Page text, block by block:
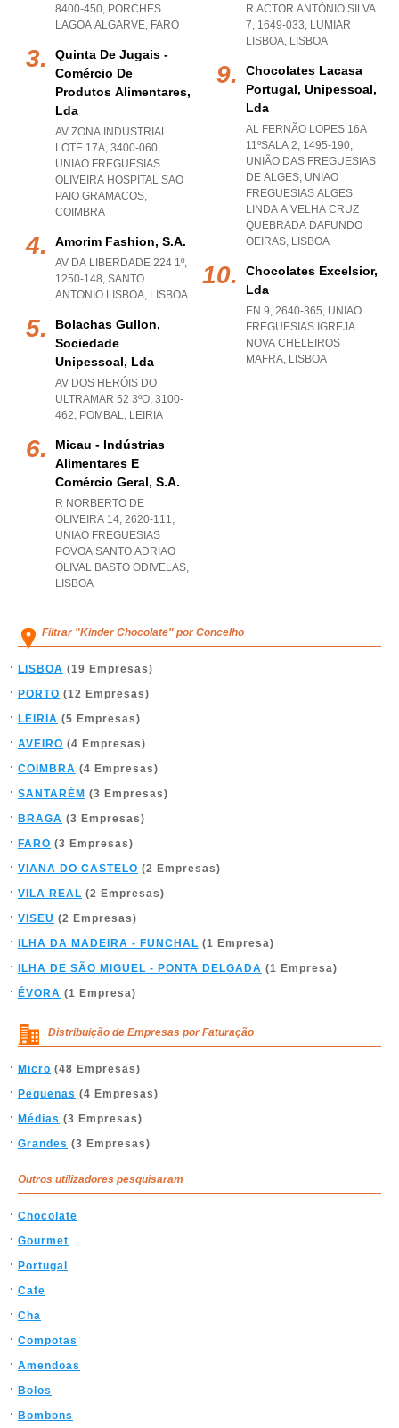
8400-450, PORCHES
LAGOA ALGARVE, FARO
Quinta De Jugais -
Comércio De
Produtos Alimentares,
Lda
AV ZONA INDUSTRIAL
LOTE 17A, 3400-060,
UNIAO FREGUESIAS
OLIVEIRA HOSPITAL SAO
PAIO GRAMACOS,
COIMBRA
Amorim Fashion, S.a.
AV DA LIBERDADE 224 1º,
1250-148, SANTO
ANTONIO LISBOA, LISBOA
Bolachas Gullon,
Sociedade
Unipessoal, Lda
AV DOS HERÓIS DO
ULTRAMAR 52 3ºO, 3100-
462, POMBAL, LEIRIA
Micau - Indústrias
Alimentares E
Comércio Geral, S.a.
R NORBERTO DE
OLIVEIRA 14, 2620-111,
UNIAO FREGUESIAS
POVOA SANTO ADRIAO
OLIVAL BASTO ODIVELAS,
LISBOA
R ACTOR ANTÓNIO SILVA
7, 1649-033, LUMIAR
LISBOA, LISBOA
Chocolates Lacasa
Portugal, Unipessoal,
Lda
AL FERNÃO LOPES 16A
11ºSALA 2, 1495-190,
UNIÃO DAS FREGUESIAS
DE ALGES, UNIAO
FREGUESIAS ALGES
LINDA A VELHA CRUZ
QUEBRADA DAFUNDO
OEIRAS, LISBOA
Chocolates Excelsior,
Lda
EN 9, 2640-365, UNIAO
FREGUESIAS IGREJA
NOVA CHELEIROS
MAFRA, LISBOA
Filtrar "Kinder Chocolate" por Concelho
LISBOA (19 Empresas)
PORTO (12 Empresas)
LEIRIA (5 Empresas)
AVEIRO (4 Empresas)
COIMBRA (4 Empresas)
SANTARÉM (3 Empresas)
BRAGA (3 Empresas)
FARO (3 Empresas)
VIANA DO CASTELO (2 Empresas)
VILA REAL (2 Empresas)
VISEU (2 Empresas)
ILHA DA MADEIRA - FUNCHAL (1 Empresa)
ILHA DE SÃO MIGUEL - PONTA DELGADA (1 Empresa)
ÉVORA (1 Empresa)
Distribuição de Empresas por Faturação
Micro (48 Empresas)
Pequenas (4 Empresas)
Médias (3 Empresas)
Grandes (3 Empresas)
Outros utilizadores pesquisaram
Chocolate
Gourmet
Portugal
Cafe
Cha
Compotas
Amendoas
Bolos
Bombons